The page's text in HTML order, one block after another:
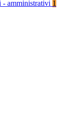
- amministrativi 1